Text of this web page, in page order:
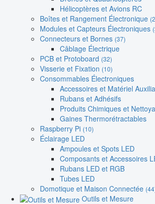
Hélicoptères et Avions RC
Boîtes et Rangement Électronique
Modules et Capteurs Électroniques
Connecteurs et Bornes (37)
Câblage Électrique
PCB et Protoboard (32)
Visserie et Fixation (10)
Consommables Électroniques
Accessoires et Matériel
Rubans et Adhésifs
Produits Chimiques et
Gaines Thermorétractables
Raspberry Pi (10)
Éclairage LED
Ampoules et Spots LED
Composants et Accessoires
Rubans LED et RGB
Tubes LED
Domotique et Maison Connectée
Outils et Mesure